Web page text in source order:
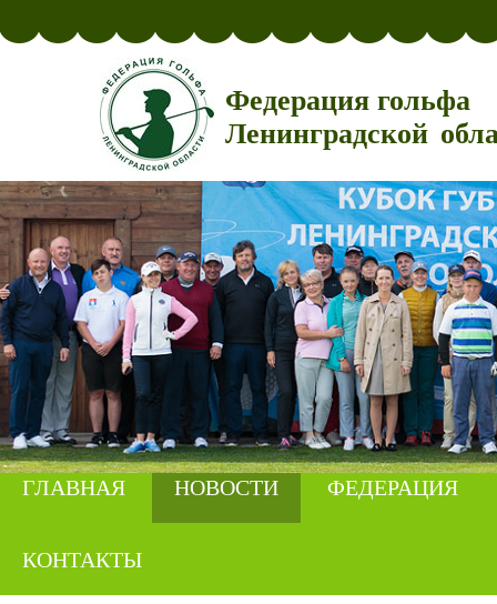
Федерация гольфа
Ленинградской
ГЛАВНАЯ НОВОСТИ ФЕДЕРАЦИЯ
КОНТАКТЫ